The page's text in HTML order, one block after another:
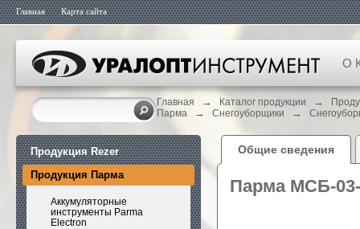
Главная Карта сайта
О
Главная → Каталог продукции →
Парма
→ Снегоуборщики →
Продукция Rezer
Продукция Парма
Аккумуляторные
инструменты Parma
Electron
Общие сведения
Парма МСБ-